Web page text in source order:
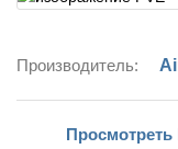
Производитель:
Просмотреть